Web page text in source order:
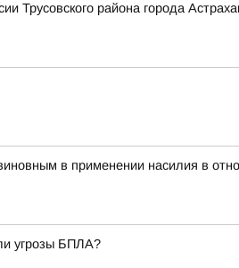
Трусовского района города
в применении насилия в
угрозы БПЛА?